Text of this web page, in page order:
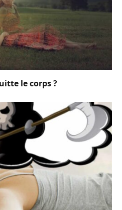
le corps ?